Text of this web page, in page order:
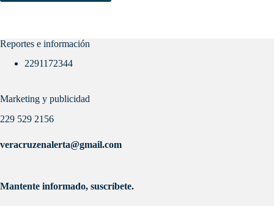
Reportes e información
2291172344
Marketing y publicidad
229 529 2156
veracruzenalerta@gmail.com
Mantente informado, suscríbete.